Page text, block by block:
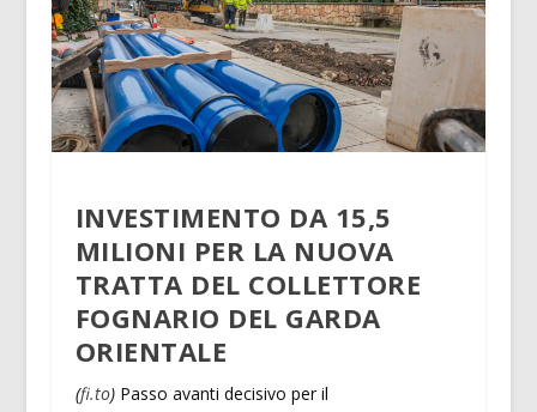
INVESTIMENTO DA 15,5
MILIONI PER LA NUOVA
TRATTA DEL COLLETTORE
FOGNARIO DEL GARDA
ORIENTALE
(fi.to)Passo avanti decisivo per il